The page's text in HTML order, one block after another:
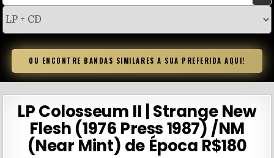
tipo
OU ENCONTRE BANDAS SIMILARES A SUA PREFERIDA AQUI!
LP Colosseum II | Strange New
Flesh (1976 Press 1987) /NM
(Near Mint) de Época R$180